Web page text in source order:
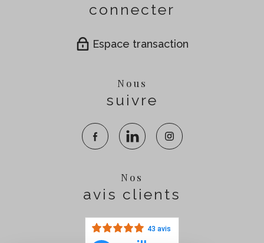
connecter
Espace transaction
Nous
suivre
Nos
avis clients
43 avis